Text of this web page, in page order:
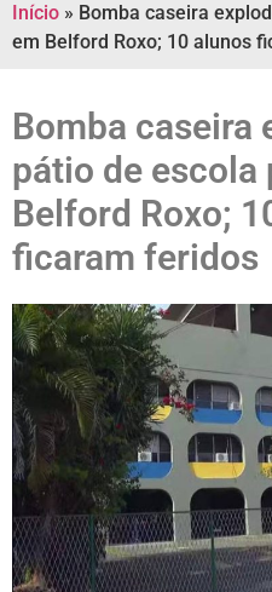
Início » Bomba caseira
em Belford Roxo; 10 alunos
Bomba caseira
pátio de escola
Belford Roxo;
ficaram feridos